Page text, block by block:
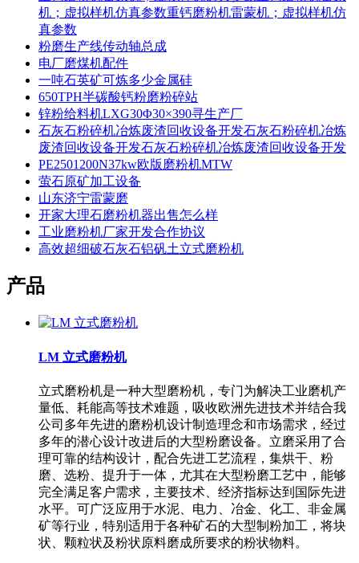
机；虚拟样机仿真参数重钙磨粉机雷蒙机；虚拟样机仿
真参数
粉磨生产线传动轴总成
电厂磨煤机配件
一吨石英矿可炼多少金属硅
650TPH半碳酸钙粉磨粉碎站
锌粉给料机LXG30Φ30×390寻生产厂
石灰石粉碎机冶炼废渣回收设备开发石灰石粉碎机冶炼
废渣回收设备开发石灰石粉碎机冶炼废渣回收设备开发
PE2501200N37kw欧版磨粉机MTW
萤石原矿加工设备
山东济宁雷蒙磨
开家大理石磨粉机器出售怎么样
工业磨粉机厂家开发合作协议
高效超细破石灰石铝矾土立式磨粉机
产品
LM 立式磨粉机
立式磨粉机是一种大型磨粉机，专门为解决工业磨机产
量低、耗能高等技术难题，吸收欧洲先进技术并结合我
公司多年先进的磨粉机设计制造理念和市场需求，经过
多年的潜心设计改进后的大型粉磨设备。立磨采用了合
理可靠的结构设计，配合先进工艺流程，集烘干、粉
磨、选粉、提升于一体，尤其在大型粉磨工艺中，能够
完全满足客户需求，主要技术、经济指标达到国际先进
水平。可广泛应用于水泥、电力、冶金、化工、非金属
矿等行业，特别适用于各种矿石的大型制粉加工，将块
状、颗粒状及粉状原料磨成所要求的粉状物料。